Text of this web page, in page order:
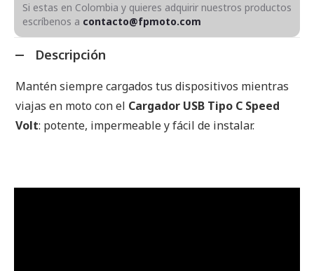
Si estas en Colombia y quieres adquirir nuestros productos
escríbenos a contacto@fpmoto.com
Descripción
Mantén siempre cargados tus dispositivos mientras
viajas en moto con el Cargador USB Tipo C Speed
Volt: potente, impermeable y fácil de instalar.